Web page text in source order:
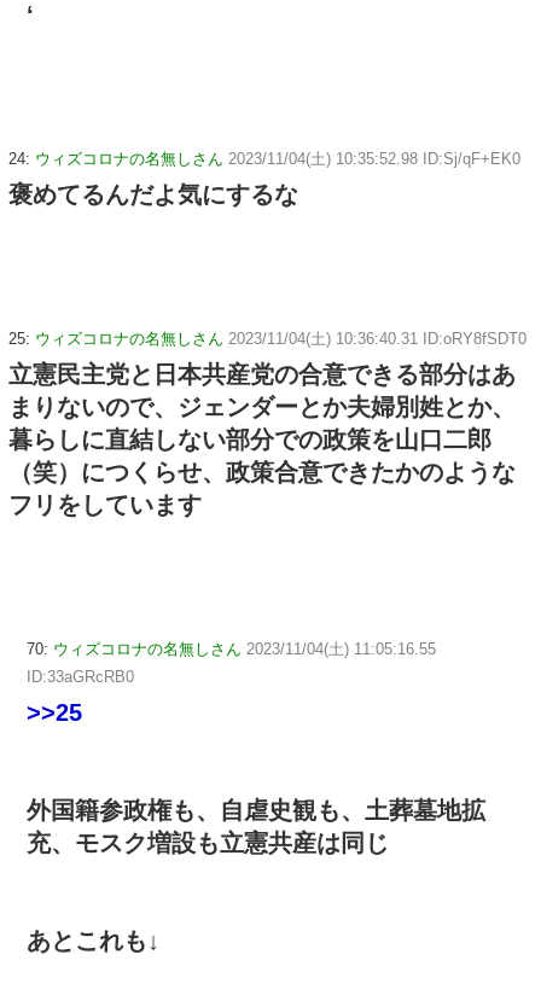
‘
24: ウィズコロナの名無しさん 2023/11/04(土) 10:35:52.98 ID:Sj/qF+EK0
褒めてるんだよ気にするな
25: ウィズコロナの名無しさん 2023/11/04(土) 10:36:40.31 ID:oRY8fSDT0
立憲民主党と日本共産党の合意できる部分はあ
まりないので、ジェンダーとか夫婦別姓とか、
暮らしに直結しない部分での政策を山口二郎
（笑）につくらせ、政策合意できたかのような
フリをしています
70: ウィズコロナの名無しさん 2023/11/04(土) 11:05:16.55
ID:33aGRcRB0
>>25
外国籍参政権も、自虐史観も、土葬墓地拡
充、モスク増設も立憲共産は同じ
あとこれも↓